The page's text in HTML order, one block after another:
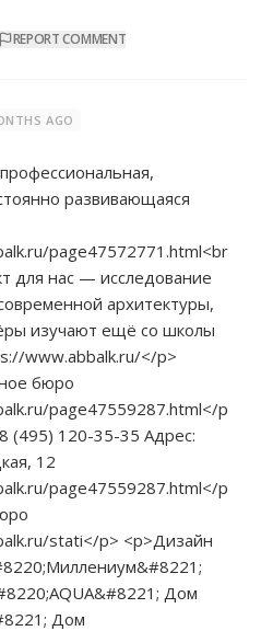
REPORT COMMENT
AGO
развивающаяся
page47572771.html<br
для нас — исследование
архитектуры,
изучают ещё со школы
www.abbalk.ru/</p>
бюро
page47559287.html</p
(495) 120-35-35 Адрес:
12
page47559287.html</p
stati</p> <p>Дизайн
Дом
Дом